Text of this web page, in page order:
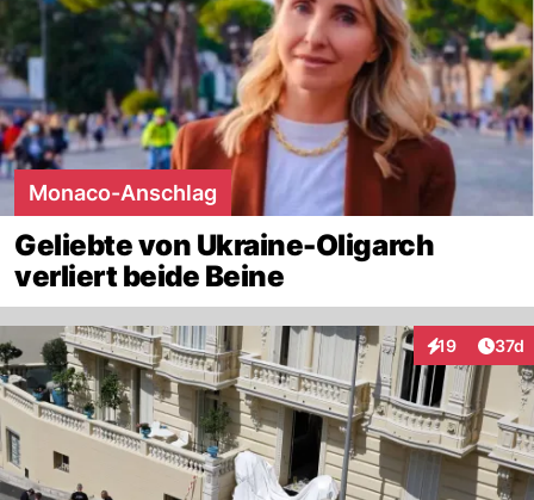
Monaco-Anschlag
Geliebte von Ukraine-Oligarch
verliert beide Beine
19
Interaktionen
37d